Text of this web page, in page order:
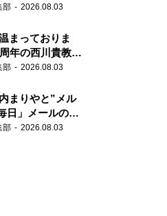
！
部 2026.08.03
まっておりま
年の西川貴教が
ッポン』に登
部 2026.08.03
まりやと”メル
日」メールのや
部 2026.08.03